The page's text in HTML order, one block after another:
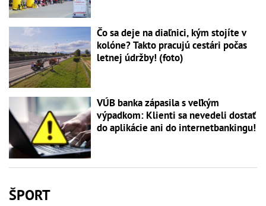
Čo sa deje na diaľnici, kým stojíte v
kolóne? Takto pracujú cestári počas
letnej údržby! (foto)
VÚB banka zápasila s veľkým
výpadkom: Klienti sa nevedeli dostať
do aplikácie ani do internetbankingu!
ŠPORT